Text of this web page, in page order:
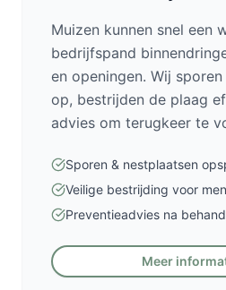
Muizen kunnen snel een
bedrijfspand
en openingen. Wij
op, bestrijden de plaag
advies om terugkeer te
Sporen & nestplaatsen
Veilige bestrijding voor
Preventieadvies na
Meer